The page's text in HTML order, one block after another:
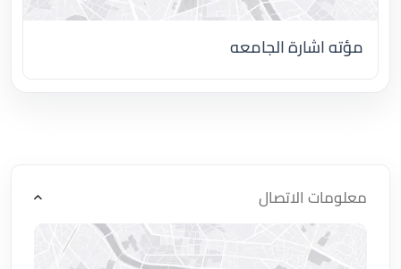
مؤته اشارة الجامعه
معلومات الاتصال